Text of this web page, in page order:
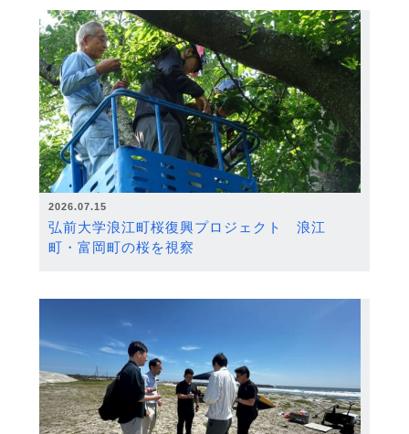
2026.07.15
弘前大学浪江町桜復興プロジェクト 浪江
町・富岡町の桜を視察